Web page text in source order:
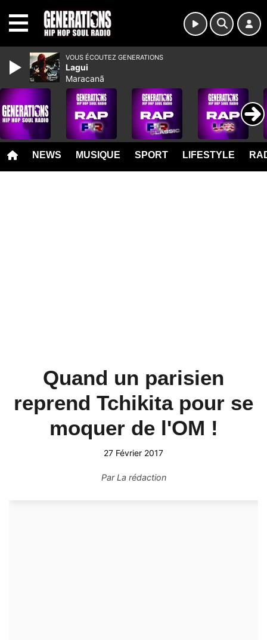
NEWS MUSIQUE SPORT LIFESTYLE
Quand un parisien
reprend Tchikita pour se
moquer de l'OM !
27 Février 2017
ParLa rédaction
VOUS ÉCOUTEZ GENERATIONS
Lagui
Maracanã